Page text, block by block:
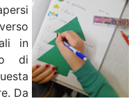
in
di
Da